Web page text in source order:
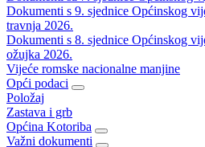
Dokumenti s 9. sjednice Općinskog
travnja 2026.
Dokumenti s 8. sjednice Općinskog
ožujka 2026.
Vijeće romske nacionalne manjine
Opći podaci
Položaj
Zastava i grb
Općina Kotoriba
Važni dokumenti